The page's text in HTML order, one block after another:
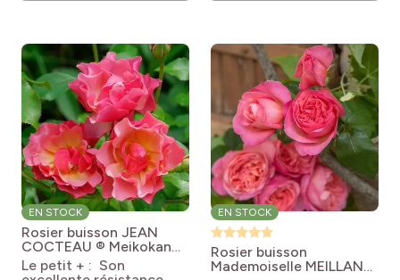
EN STOCK
Rosier buisson JEAN
COCTEAU ® Meikokan
Rosa 'Meikokan' JEAN
COCTEAU®
Le petit + : Son
EN STOCK
Rosier buisson
Mademoiselle MEILLAND